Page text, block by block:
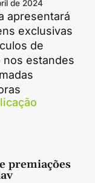
de 2024
apresentará
exclusivas
de
nos estandes
premiações